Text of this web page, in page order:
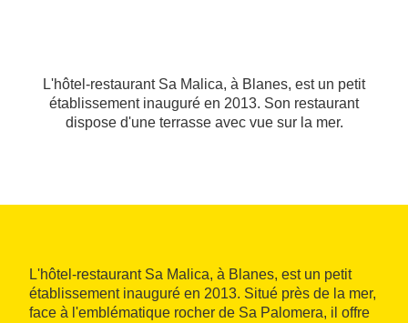
L'hôtel-restaurant Sa Malica, à Blanes, est un petit
établissement inauguré en 2013. Son restaurant
dispose d'une terrasse avec vue sur la mer.
L'hôtel-restaurant Sa Malica, à Blanes, est un petit
établissement inauguré en 2013. Situé près de la mer,
face à l'emblématique rocher de Sa Palomera, il offre